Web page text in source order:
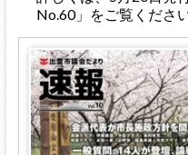
No.60」をご覧ください